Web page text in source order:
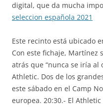
digital, que da mucha
seleccion española 2021
Este recinto está ubicado
Con este fichaje, Martínez
atrás que “nunca se iría al
Athletic. Dos de los
este sábado en el Camp
europea. 20:30.- El